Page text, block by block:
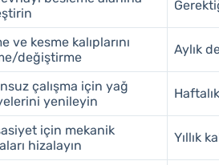
ve kesme kalıplarını
değiştirme
Aylık
çalışma için yağ
yenileyin
için mekanik
hizalayın
Yıllık